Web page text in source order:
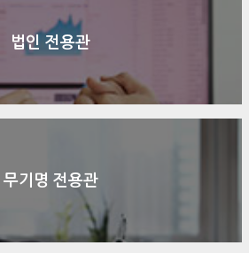
법인 전용관
무기명 전용관